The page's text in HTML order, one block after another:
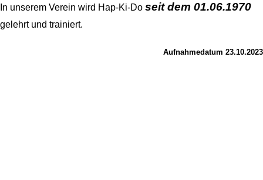
In unserem Verein wird Hap-Ki-Do seit dem 01.06.1970
gelehrt und trainiert.
Aufnahmedatum 23.10.2023